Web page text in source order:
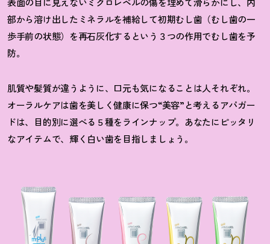
部から溶け出したミネラルを補給して初期むし歯（むし歯の一
歩手前の状態）を再石灰化するという３つの作用でむし歯を予
防。
肌質や髪質が違うように、口元も気になることは人それぞれ。
オーラルケアは歯を美しく健康に保つ“美容”と考えるアパガー
ドは、目的別に選べる５種をラインナップ。あなたにピッタリ
なアイテムで、輝く白い歯を目指しましょう。